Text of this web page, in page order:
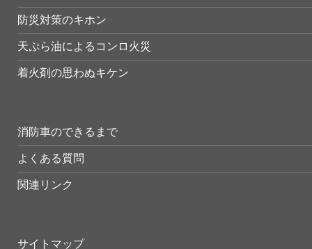
防災対策のキホン
天ぷら油によるコンロ火災
着火剤の思わぬキケン
消防車のできるまで
よくある質問
関連リンク
サイトマップ